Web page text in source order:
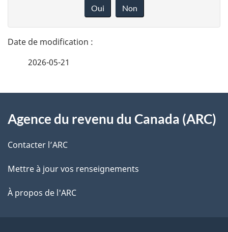
t
a
l
s
l
a
n
o
t
r
e
é
t
Oui Non
2026-05-21
propos
de
ce
site
Agence du revenu du Canada (ARC)
Contacter l’ARC
Mettre à jour vos renseignements
À propos de l'ARC